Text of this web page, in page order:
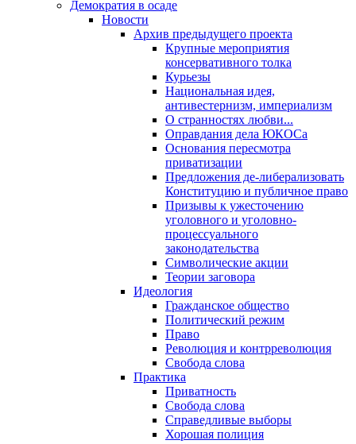
Демократия в осаде
Новости
Архив предыдущего проекта
Крупные мероприятия
консервативного толка
Курьезы
Национальная идея,
антивестернизм, империализм
О странностях любви...
Оправдания дела ЮКОСа
Основания пересмотра
приватизации
Предложения де-либерализовать
Конституцию и публичное право
Призывы к ужесточению
уголовного и уголовно-
процессуального
законодательства
Символические акции
Теории заговора
Идеология
Гражданское общество
Политический режим
Право
Революция и контрреволюция
Свобода слова
Практика
Приватность
Свобода слова
Справедливые выборы
Хорошая полиция